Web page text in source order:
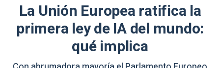
La Unión Europea ratifica la
primera ley de IA del mundo:
qué implica